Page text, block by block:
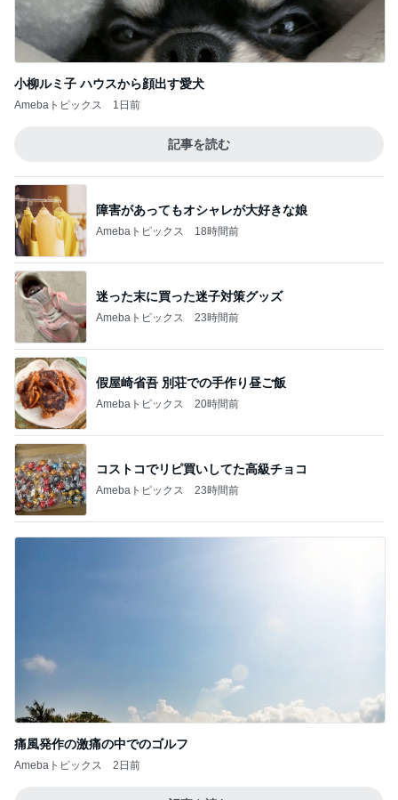
小柳ルミ子 ハウスから顔出す愛犬
Amebaトピックス 1日前
記事を読む
障害があってもオシャレが大好きな娘
Amebaトピックス 18時間前
迷った末に買った迷子対策グッズ
Amebaトピックス 23時間前
假屋崎省吾 別荘での手作り昼ご飯
Amebaトピックス 20時間前
コストコでリピ買いしてた高級チョコ
Amebaトピックス 23時間前
痛風発作の激痛の中でのゴルフ
Amebaトピックス 2日前